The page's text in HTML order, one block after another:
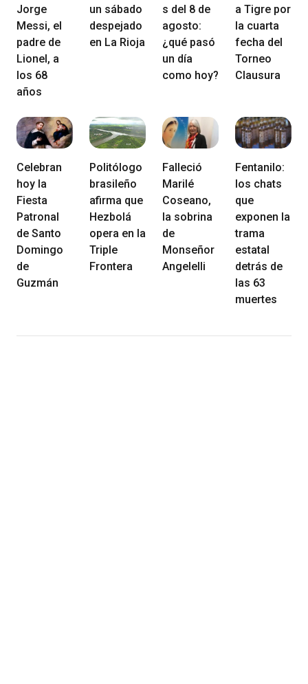
Jorge
Messi, el
padre de
Lionel, a
los 68
años
un sábado
despejado
en La Rioja
s del 8 de
agosto:
¿qué pasó
un día
como hoy?
a Tigre por
la cuarta
fecha del
Torneo
Clausura
Celebran
hoy la
Fiesta
Patronal
de Santo
Domingo
de
Guzmán
Politólogo
brasileño
afirma que
Hezbolá
opera en la
Triple
Frontera
Falleció
Marilé
Coseano,
la sobrina
de
Monseñor
Angelelli
Fentanilo:
los chats
que
exponen la
trama
estatal
detrás de
las 63
muertes